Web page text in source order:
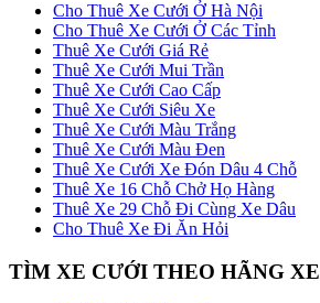
Cho Thuê Xe Cưới Ở Hà Nội
Cho Thuê Xe Cưới Ở Các Tỉnh
Thuê Xe Cưới Giá Rẻ
Thuê Xe Cưới Mui Trần
Thuê Xe Cưới Cao Cấp
Thuê Xe Cưới Siêu Xe
Thuê Xe Cưới Màu Trắng
Thuê Xe Cưới Màu Đen
Thuê Xe Cưới Xe Đón Dâu 4 Chỗ
Thuê Xe 16 Chỗ Chở Họ Hàng
Thuê Xe 29 Chỗ Đi Cùng Xe Dâu
Cho Thuê Xe Đi Ăn Hỏi
TÌM XE CƯỚI THEO HÃNG XE